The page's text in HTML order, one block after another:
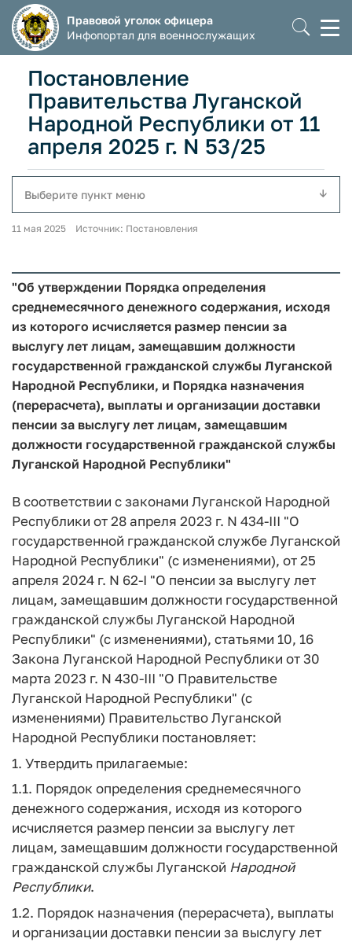
Правовой уголок офицера
Инфопортал для военнослужащих
Постановление
Правительства Луганской
Народной Республики от 11
апреля 2025 г. N 53/25
Выберите пункт меню
11 мая 2025 Источник: Постановления
"Об утверждении Порядка определения
среднемесячного денежного содержания, исходя
из которого исчисляется размер пенсии за
выслугу лет лицам, замещавшим должности
государственной гражданской службы Луганской
Народной Республики, и Порядка назначения
(перерасчета), выплаты и организации доставки
пенсии за выслугу лет лицам, замещавшим
должности государственной гражданской службы
Луганской Народной Республики"
В соответствии с законами Луганской Народной
Республики от 28 апреля 2023 г. N 434-III "О
государственной гражданской службе Луганской
Народной Республики" (с изменениями), от 25
апреля 2024 г. N 62-I "О пенсии за выслугу лет
лицам, замещавшим должности государственной
гражданской службы Луганской Народной
Республики" (с изменениями), статьями 10, 16
Закона Луганской Народной Республики от 30
марта 2023 г. N 430-III "О Правительстве
Луганской Народной Республики" (с
изменениями) Правительство Луганской
Народной Республики постановляет:
1. Утвердить прилагаемые:
1.1. Порядок определения среднемесячного
денежного содержания, исходя из которого
исчисляется размер пенсии за выслугу лет
лицам, замещавшим должности государственной
гражданской службы Луганской Народной
Республики.
1.2. Порядок назначения (перерасчета), выплаты
и организации доставки пенсии за выслугу лет